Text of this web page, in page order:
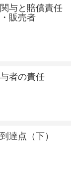
与と賠償責任
販売者
者の責任
達点（下）